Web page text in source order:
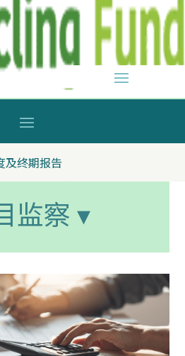
及终期报告
监察 ▾